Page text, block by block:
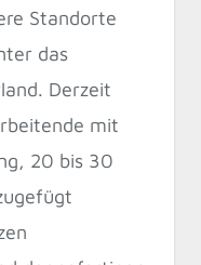
Standorte
das
Derzeit
mit
20 bis 30